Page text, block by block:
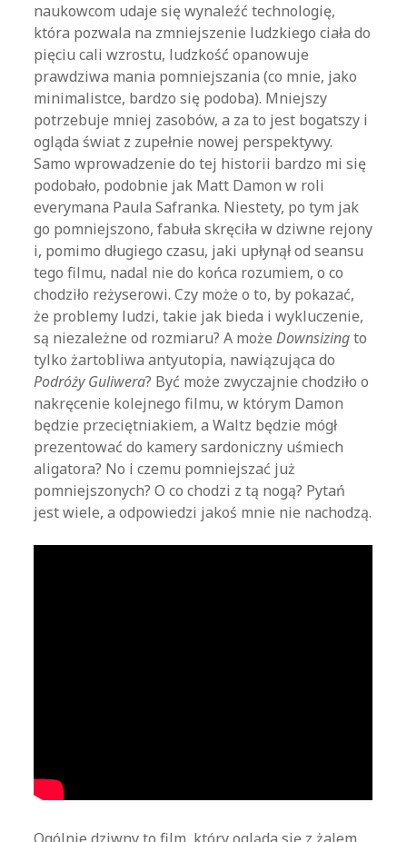
naukowcom udaje się wynaleźć technologię,
która pozwala na zmniejszenie ludzkiego ciała do
pięciu cali wzrostu, ludzkość opanowuje
prawdziwa mania pomniejszania (co mnie, jako
minimalistce, bardzo się podoba). Mniejszy
potrzebuje mniej zasobów, a za to jest bogatszy i
ogląda świat z zupełnie nowej perspektywy.
Samo wprowadzenie do tej historii bardzo mi się
podobało, podobnie jak Matt Damon w roli
everymana Paula Safranka. Niestety, po tym jak
go pomniejszono, fabuła skręciła w dziwne rejony
i, pomimo długiego czasu, jaki upłynął od seansu
tego filmu, nadal nie do końca rozumiem, o co
chodziło reżyserowi. Czy może o to, by pokazać,
że problemy ludzi, takie jak bieda i wykluczenie,
są niezależne od rozmiaru? A możeDownsizingto
tylko żartobliwa antyutopia, nawiązująca do
Podróży Guliwera? Być może zwyczajnie chodziło o
nakręcenie kolejnego filmu, w którym Damon
będzie przeciętniakiem, a Waltz będzie mógł
prezentować do kamery sardoniczny uśmiech
aligatora? No i czemu pomniejszać już
pomniejszonych? O co chodzi z tą nogą? Pytań
jest wiele, a odpowiedzi jakoś mnie nie nachodzą.